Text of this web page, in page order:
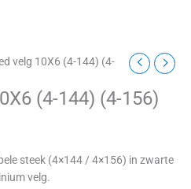
velg 10X6 (4-144) (4-
(4-144) (4-156)
steek (4×144 / 4×156) in zwarte
velg.